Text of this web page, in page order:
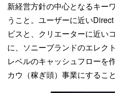
新経営方針の中心となるキー
うこと。ユーザーに近い
ビスと、クリエーターに近い
に、ソニーブランドのエレク
レベルのキャッシュフローを
カウ（稼ぎ頭）事業にするこ